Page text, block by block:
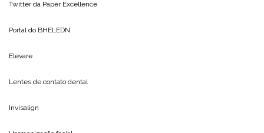
Twitter da Paper Excellence
Portal do BHELEDN
Elevare
Lentes de contato dental
Invisalign